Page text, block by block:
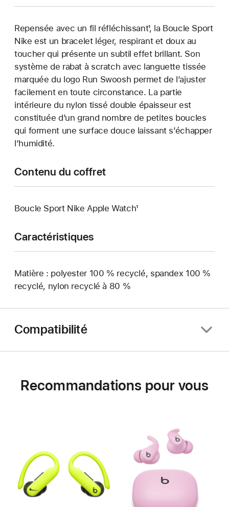
Repensée avec un fil réfléchissant¹, la Boucle Sport
Nike est un bracelet léger, respirant et doux au
toucher qui présente un subtil effet brillant. Son
système de rabat à scratch avec languette tissée
marquée du logo Run Swoosh permet de l’ajuster
facilement en toute circonstance. La partie
intérieure du nylon tissé double épaisseur est
constituée d’un grand nombre de petites boucles
qui forment une surface douce laissant s’échapper
l’humidité.
Contenu du coffret
Boucle Sport Nike Apple Watch¹
Caractéristiques
Matière : polyester 100 % recyclé, spandex 100 %
recyclé, nylon recyclé à 80 %
Compatibilité
Recommandations pour vous